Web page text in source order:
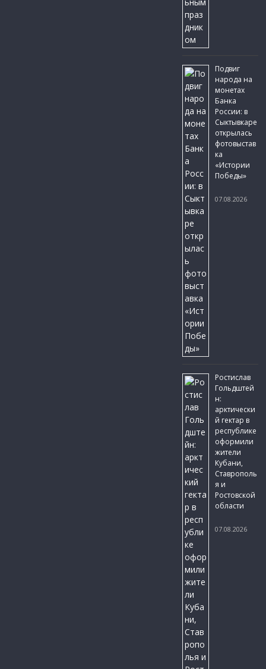
Подвиг
народа на
монетах
Банка
России: в
Сыктывкаре
открылась
фотовыстав
ка
«Истории
Победы»
07.08.2026
Ростислав
Гольдштей
н:
арктически
й гектар в
республике
оформили
жители
Кубани,
Ставрополь
я и
Ростовской
области
07.08.2026